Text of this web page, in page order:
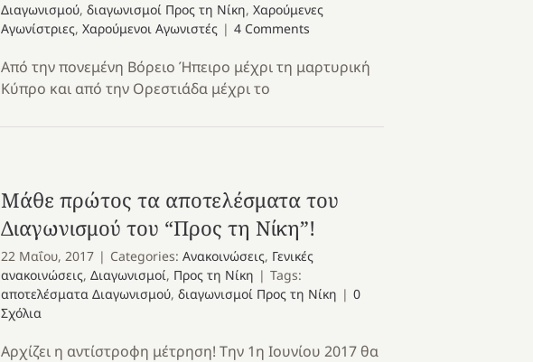
Διαγωνισμού, διαγωνισμοί Προς τη Νίκη, Χαρούμενες
Αγωνίστριες, Χαρούμενοι Αγωνιστές | 4 Comments
Από την πονεμένη Βόρειο Ήπειρο μέχρι τη μαρτυρική
Κύπρο και από την Ορεστιάδα μέχρι το
Μάθε πρώτος τα αποτελέσματα του
Διαγωνισμού του “Προς τη Νίκη”!
22 Μαΐου, 2017 | Categories: Ανακοινώσεις, Γενικές
ανακοινώσεις, Διαγωνισμοί, Προς τη Νίκη | Tags:
αποτελέσματα Διαγωνισμού, διαγωνισμοί Προς τη Νίκη | 0
Σχόλια
Αρχίζει η αντίστροφη μέτρηση! Την 1η Ιουνίου 2017 θα